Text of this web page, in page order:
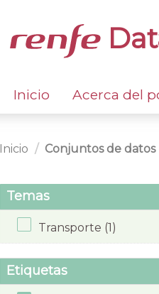
Inicio Acerca del
Inicio Conjuntos de datos
Temas
Transporte (1)
Etiquetas